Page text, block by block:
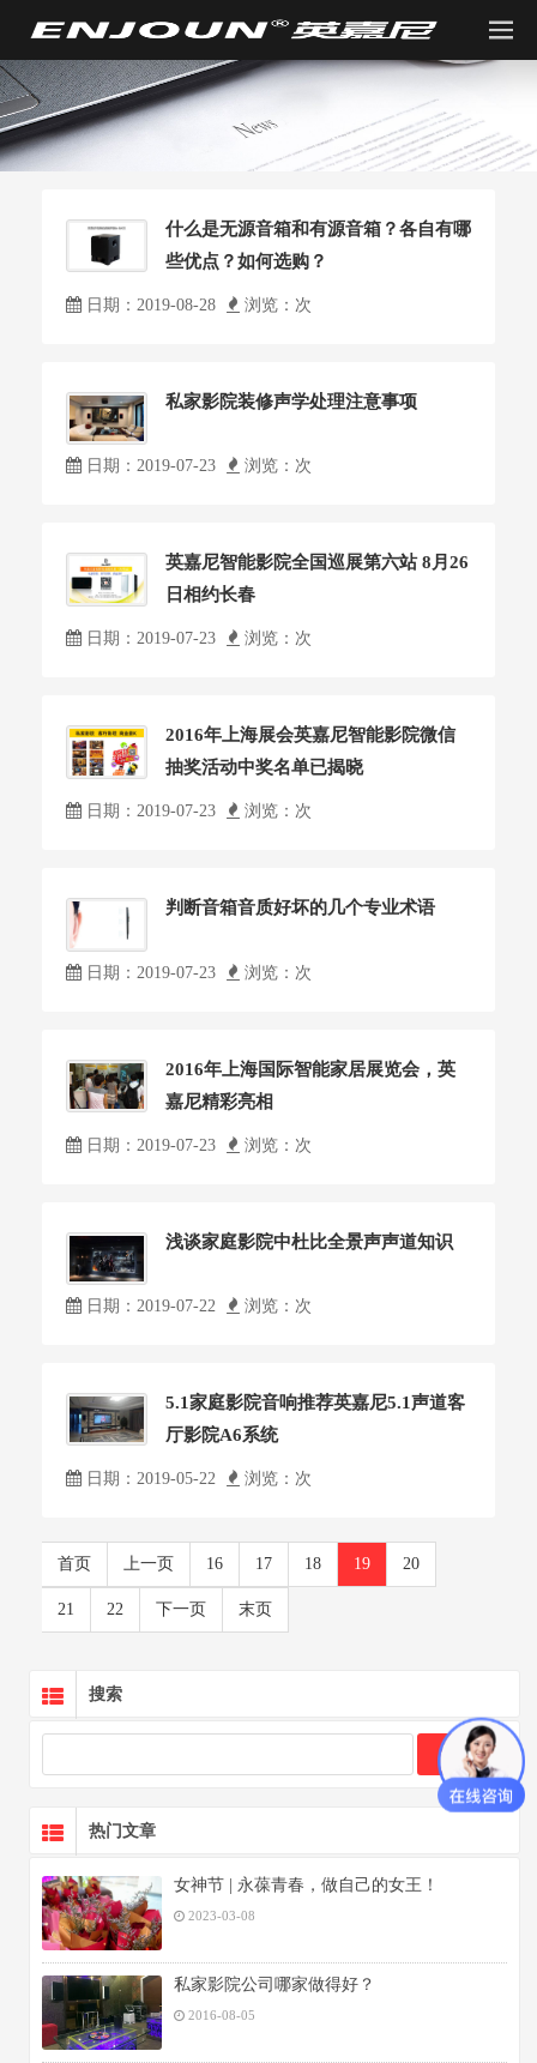
什么是无源音箱和有源音箱？各自有哪
些优点？如何选购？
日期：2019-08-28 浏览： 次
私家影院装修声学处理注意事项
日期：2019-07-23 浏览： 次
英嘉尼智能影院全国巡展第六站 8月26
日相约长春
日期：2019-07-23 浏览： 次
2016年上海展会英嘉尼智能影院微信
抽奖活动中奖名单已揭晓
日期：2019-07-23 浏览： 次
判断音箱音质好坏的几个专业术语
日期：2019-07-23 浏览： 次
2016年上海国际智能家居展览会，英
嘉尼精彩亮相
日期：2019-07-23 浏览： 次
浅谈家庭影院中杜比全景声声道知识
日期：2019-07-22 浏览： 次
5.1家庭影院音响推荐英嘉尼5.1声道客
厅影院A6系统
日期：2019-05-22 浏览： 次
首页 上一页 16 17 18 19 20
21 22 下一页 末页
搜索
热门文章
女神节 | 永葆青春，做自己的女王！
2023-03-08
私家影院公司哪家做得好？
2016-08-05